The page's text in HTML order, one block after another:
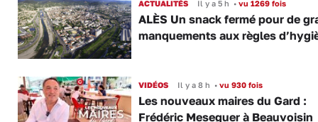
ACTUALITÉS Il y a 5 h •vu 1269 fois
ALÈS Un snack fermé pour de
manquements aux règles
VIDÉOS Il y a 8 h •vu 930 fois
Les nouveaux maires du Gard :
Frédéric Meseguer à Beauvoisin